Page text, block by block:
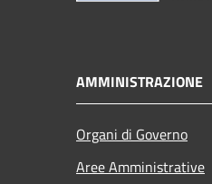
AMMINISTRAZIONE
Organi di Governo
Aree Amministrative